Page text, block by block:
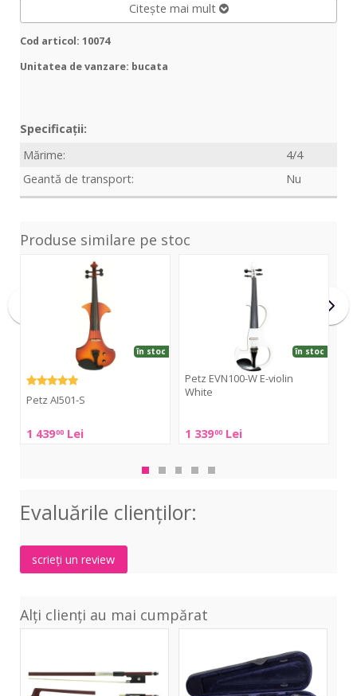
Citește mai mult
Cod articol: 10074
Unitatea de vanzare: bucata
Specificații:
Mărime:
4/4
Geantă de transport:
Nu
Produse similare pe stoc
Petz AI501-S
1 43900 Lei
în stoc
Petz
Petz EVN100-W E-violin
White
1 33900 Lei
în stoc
EVN100-
E-
White
Evaluările clienţilor:
scrieți un review
Alți clienți au mai cumpărat
4/4
Basic
4/4